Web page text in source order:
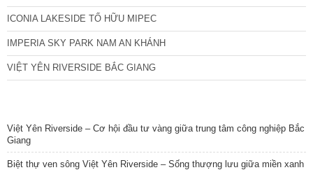
ICONIA LAKESIDE TỐ HỮU MIPEC
IMPERIA SKY PARK NAM AN KHÁNH
VIỆT YÊN RIVERSIDE BẮC GIANG
Việt Yên Riverside – Cơ hội đầu tư vàng giữa trung tâm công nghiệp Bắc
Giang
Biệt thự ven sông Việt Yên Riverside – Sống thượng lưu giữa miền xanh